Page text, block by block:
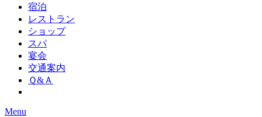
宿泊
レストラン
ショップ
スパ
宴会
交通案内
Ｑ&Ａ
Menu